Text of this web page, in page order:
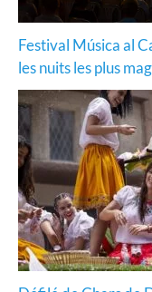
Festival Música al
les nuits les plus